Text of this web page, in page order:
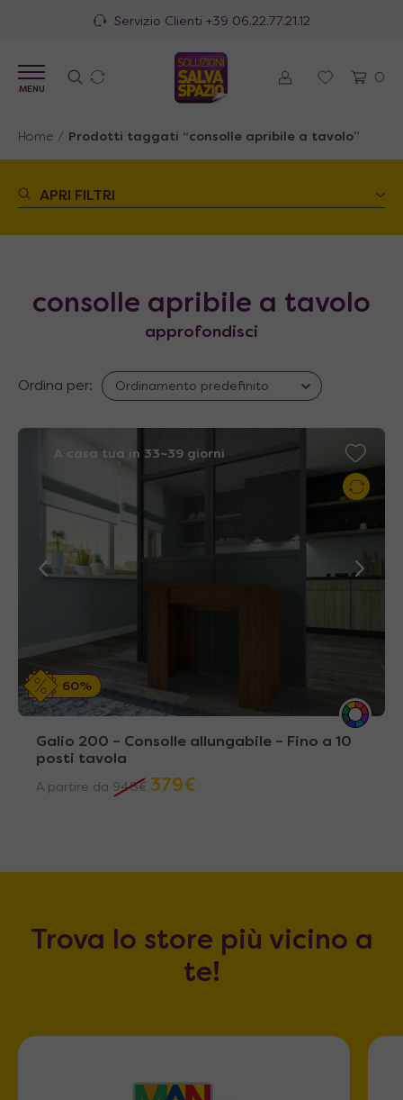
Servizio Clienti +39 06.22.77.21.12
0
MENU
Home / Prodotti taggati “consolle apribile a tavolo”
APRI FILTRI
consolle apribile a tavolo
approfondisci
Ordina per:
A casa tua in 33~39 giorni
60%
Galio 200 – Consolle allungabile – Fino a 10
posti tavola
A partire da 948€ 379€
Trova lo store più vicino a
te!